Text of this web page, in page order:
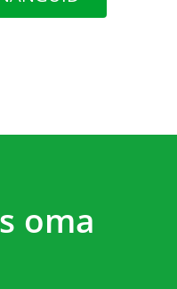
aastane,
oma